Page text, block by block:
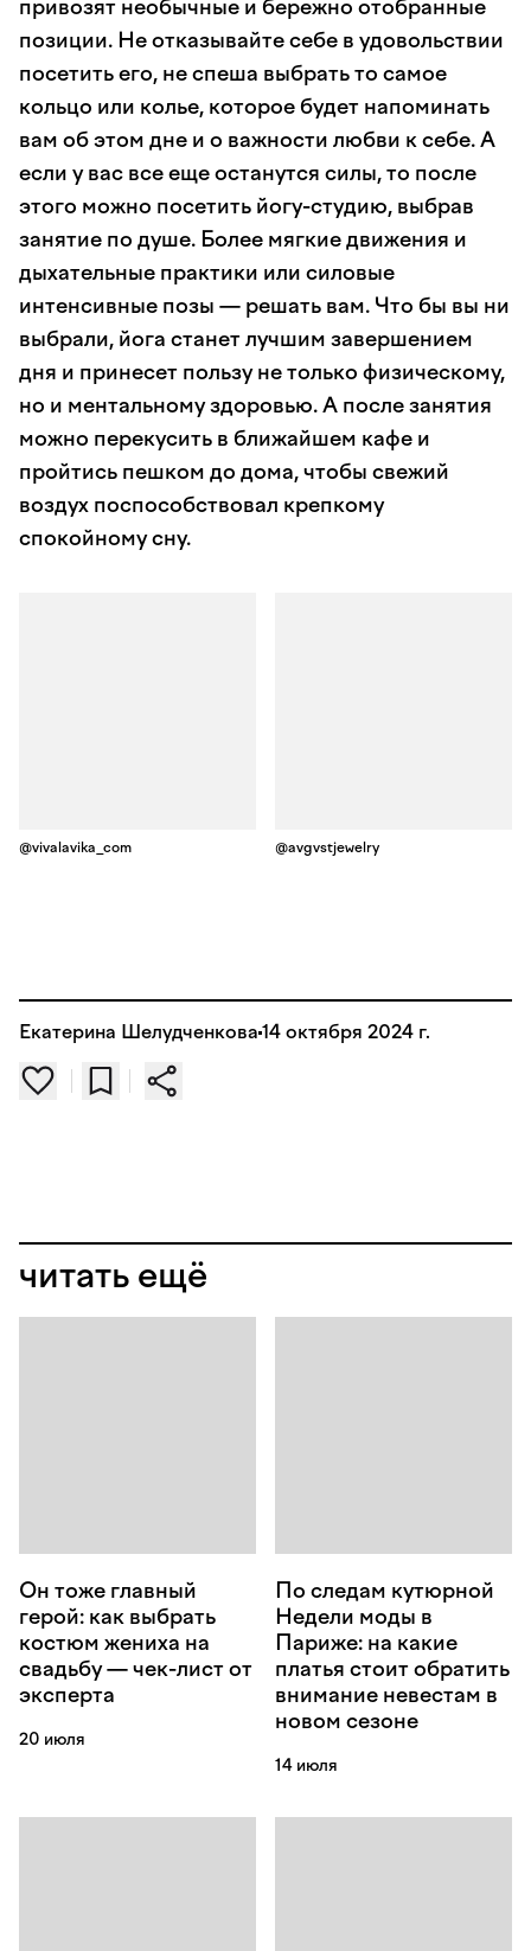
привозят необычные и бережно отобранные
позиции. Не отказывайте себе в удовольствии
посетить его, не спеша выбрать то самое
кольцо или колье, которое будет напоминать
вам об этом дне и о важности любви к себе. А
если у вас все еще останутся силы, то после
этого можно посетить йогу-студию, выбрав
занятие по душе. Более мягкие движения и
дыхательные практики или силовые
интенсивные позы — решать вам. Что бы вы ни
выбрали, йога станет лучшим завершением
дня и принесет пользу не только физическому,
но и ментальному здоровью. А после занятия
можно перекусить в ближайшем кафе и
пройтись пешком до дома, чтобы свежий
воздух поспособствовал крепкому
спокойному сну.
@vivalavika_com @avgvstjewelry
Екатерина Шелудченкова 14 октября 2024 г.
читать ещё
Он тоже главный
герой: как выбрать
костюм жениха на
свадьбу — чек-лист от
эксперта
20 июля
По следам кутюрной
Недели моды в
Париже: на какие
платья стоит обратить
внимание невестам в
новом сезоне
14 июля